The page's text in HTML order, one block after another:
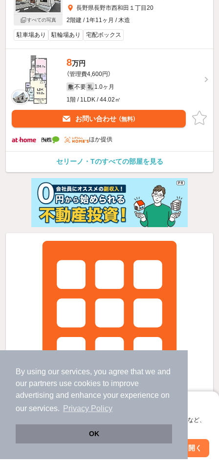
By using our services, you agree that we and
our partners use cookies to improve
advertising and enhance your experience on
our services.
Privacy Policy
OK
アプリに切り替えて、サクサクお部屋探し
会員登録なしですぐ使える。マップ検索やお気に入り保存など、
アプリを開く
すべての写真
長野県長野市西和田１丁目20
2階建 / 1年11ヶ月 / 木造
駐車場あり 駐輪場あり 宅配ボックス
8万円
（管理費4,600円）
敷 不要 礼 1.0ヶ月
1階 / 1LDK / 44.02㎡
お問い合わせ （無料）
ほか提供
セリーノ・Tのすべての部屋を見る
三才駅 歩24分 （北しなの線）
絞り込み条件を変更